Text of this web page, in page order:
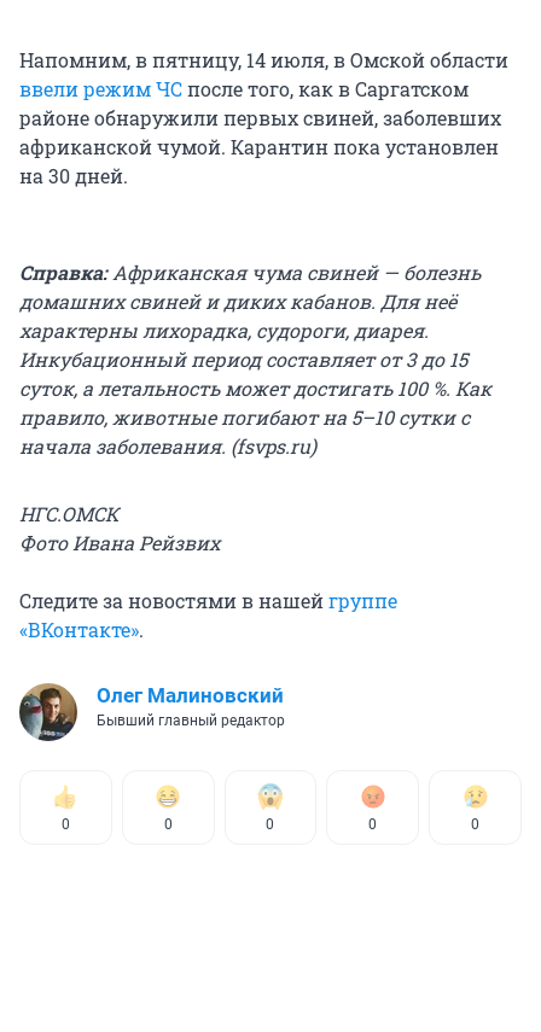
Напомним, в пятницу, 14 июля, в Омской области
ввели режим ЧСпосле того, как в Саргатском
районе обнаружили первых свиней, заболевших
африканской чумой. Карантин пока установлен
на 30 дней.
Справка:Африканская чума свиней — болезнь
домашних свиней и диких кабанов. Для неё
характерны лихорадка, судороги, диарея.
Инкубационный период составляет от 3 до 15
суток, а летальность может достигать 100 %. Как
правило, животные погибают на 5–10 сутки с
начала заболевания. (fsvps.ru)
НГС.ОМСК
Фото Ивана Рейзвих
Следите за новостями в нашейгруппе
«ВКонтакте».
Олег Малиновский
Бывший главный редактор
0 0 0 0 0